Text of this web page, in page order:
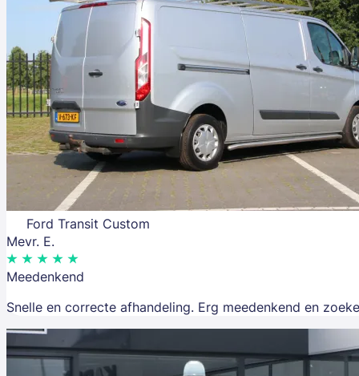
Ford Transit Custom
Mevr. E.
Meedenkend
Snelle en correcte afhandeling. Erg meedenkend en